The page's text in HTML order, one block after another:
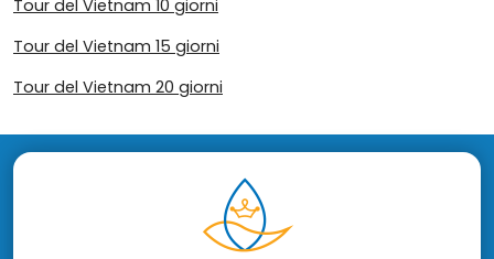
Tour del Vietnam 10 giorni
Tour del Vietnam 15 giorni
Tour del Vietnam 20 giorni